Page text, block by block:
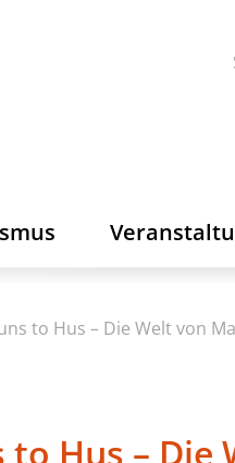
to Hus – Die Welt von
Hus – Die